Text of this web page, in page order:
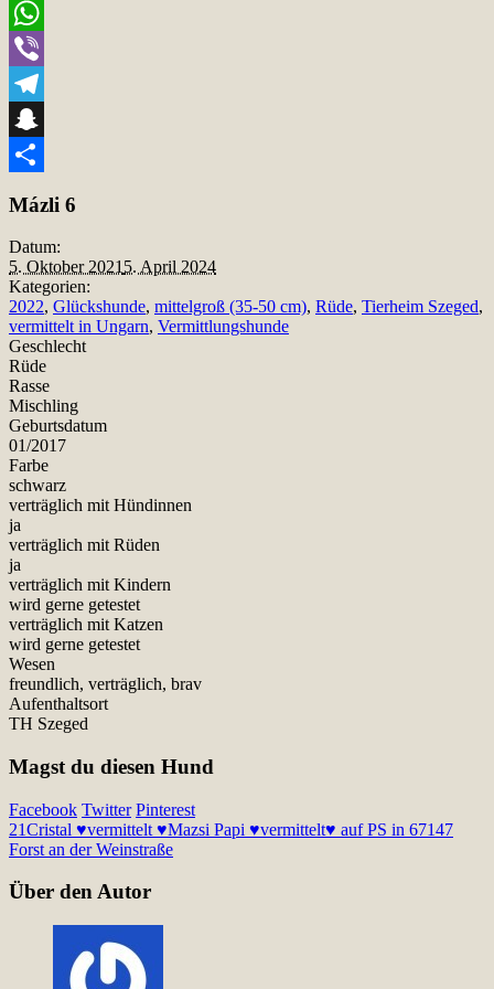
Email
WhatsApp
Viber
Telegram
Snapchat
Mázli 6
Datum:
5. Oktober 2021 5. April 2024
Kategorien:
2022, Glückshunde, mittelgroß (35-50 cm), Rüde, Tierheim Szeged,
vermittelt in Ungarn, Vermittlungshunde
Geschlecht
Rüde
Rasse
Mischling
Geburtsdatum
01/2017
Farbe
schwarz
verträglich mit Hündinnen
ja
verträglich mit Rüden
ja
verträglich mit Kindern
wird gerne getestet
verträglich mit Katzen
wird gerne getestet
Wesen
freundlich, verträglich, brav
Aufenthaltsort
TH Szeged
Magst du diesen Hund
Facebook Twitter Pinterest
21Cristal ♥vermittelt ♥Mazsi Papi ♥vermittelt♥ auf PS in 67147
Forst an der Weinstraße
Über den Autor